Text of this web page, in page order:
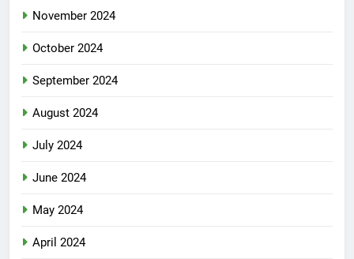
November 2024
October 2024
September 2024
August 2024
July 2024
June 2024
May 2024
April 2024